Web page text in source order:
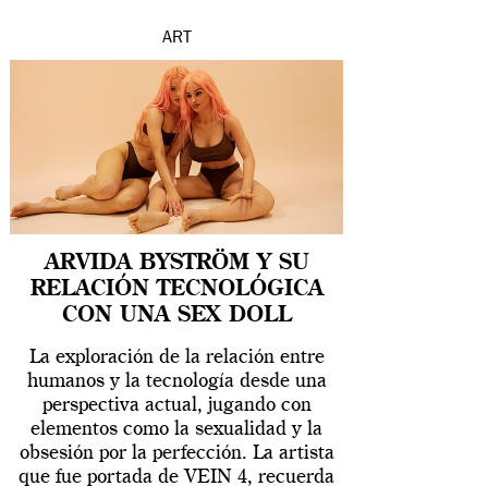
ART
ARVIDA BYSTRÖM Y SU
RELACIÓN TECNOLÓGICA
CON UNA SEX DOLL
La exploración de la relación entre
humanos y la tecnología desde una
perspectiva actual, jugando con
elementos como la sexualidad y la
obsesión por la perfección. La artista
que fue portada de VEIN 4, recuerda